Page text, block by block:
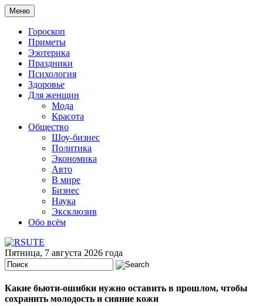
Меню
Гороскоп
Приметы
Эзотерика
Праздники
Психология
Здоровье
Для женщин
Мода
Красота
Общество
Шоу-бизнес
Политика
Экономика
Авто
В мире
Бизнес
Наука
Эксклюзив
Обо всём
Пятница, 7 августа 2026 года
Какие бьюти-ошибки нужно оставить в прошлом, чтобы
сохранить молодость и сияние кожи